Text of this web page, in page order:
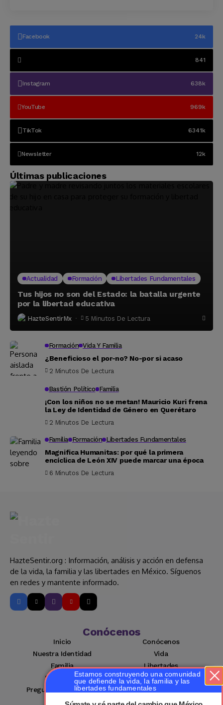
Facebook 24k
841
Instagram 638k
YouTube 969k
TikTok 6341k
Newsletter 12k
Últimas publicaciones
Actualidad Formación Libertades Fundamentales
Tus hijos no son del Estado: la batalla urgente
por la libertad educativa
HazteSentirMx 5 Minutos De Lectura
Formación Vida Y Familia
¿Beneficioso el por-no? No-por si acaso
2 Minutos De Lectura
Bastión Político Familia
¡Con los niños no se metan! Mauricio Kuri frena
la Ley de Identidad de Género en Querétaro
2 Minutos De Lectura
Familia Formación Libertades Fundamentales
Magnifica Humanitas: por qué la primera
encíclica de León XIV puede marcar una época
6 Minutos De Lectura
HazteSentir.org : Información, análisis y acción en defensa
de la vida, la familia y las libertades en México. Síguenos
en redes y mantente informado.
Conócenos
Inicio
Conócenos
Nuestra Identidad
Vida
Familia
Libertades
Suscríbete
Mi cuenta
Preguntas Frecuentes
Contacto
Estamos construyendo una comunidad
que defiende la vida, la familia y las
libertades fundamentales